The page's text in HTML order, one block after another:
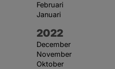
Februari
Januari
År:
2022
December
November
Oktober